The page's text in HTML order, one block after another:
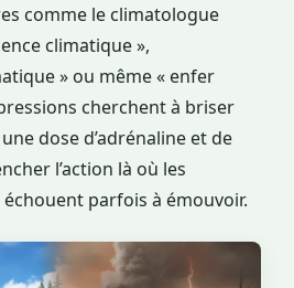
comme le climatologue
climatique »,
» ou même « enfer
cherchent à briser
dose d’adrénaline et de
l’action là où les
parfois à émouvoir.